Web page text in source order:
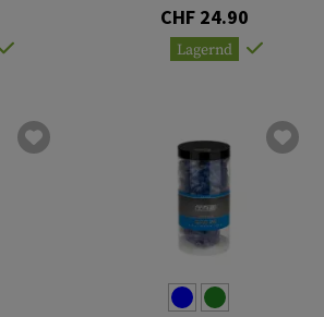
CHF 24.90
Lagernd